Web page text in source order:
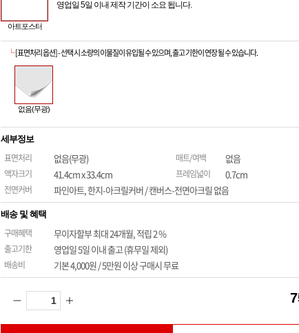
아트포스터
영업일 5일 이내 제작 기간이 소요 됩니다.
└[표면처리 옵션] - 선택 시 소량의 이물질이 유입될 수 있으며, 출고 기한이 연장 될 수 있습니다.
없음(무광)
세부정보
표면처리 없음(무광) 매트/여백 없음
액자크기 41.4cm x 33.4cm 프레임넓이 0.7cm
전면커버 파인아트, 한지-아크릴커버 / 캔버스-전면아크릴 없음
배송 및 혜택
구매혜택 무이자할부최대 24개월, 적립 2 %
출고기한 영업일 5일 이내 출고 (휴무일 제외)
배송비 기본 4,000원 / 5만원 이상 구매시 무료